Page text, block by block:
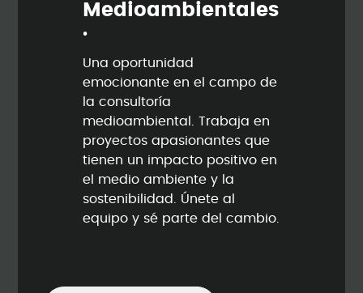
Medioambienta les
.
Una oportunidad
emocionante en el campo de
la consultoría
medioambiental. Trabaja en
proyectos apasionantes que
tienen un impacto positivo en
el medio ambiente y la
sostenibilidad. Únete al
equipo y sé parte del cambio.